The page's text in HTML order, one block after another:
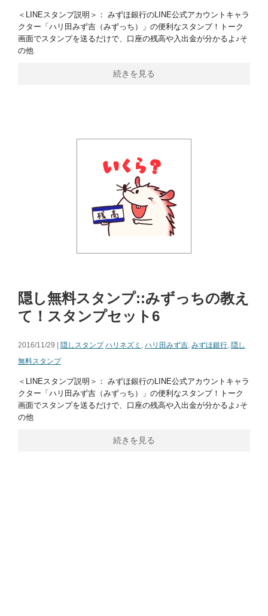
＜LINEスタンプ説明＞： みずほ銀行のLINE公式アカウントキャラ
クター「ハリ田みず吉（みずっち）」の便利なスタンプ！トーク
画面でスタンプを送るだけで、口座の残高や入出金が分かるよ♪そ
の他
続きを見る
隠し無料スタンプ::みずっちの教え
て！スタンプセット6
2016/11/29 | 隠しスタンプ ハリネズミ , ハリ田みず吉, みずほ銀行, 隠し
無料スタンプ
＜LINEスタンプ説明＞： みずほ銀行のLINE公式アカウントキャラ
クター「ハリ田みず吉（みずっち）」の便利なスタンプ！トーク
画面でスタンプを送るだけで、口座の残高や入出金が分かるよ♪そ
の他
続きを見る